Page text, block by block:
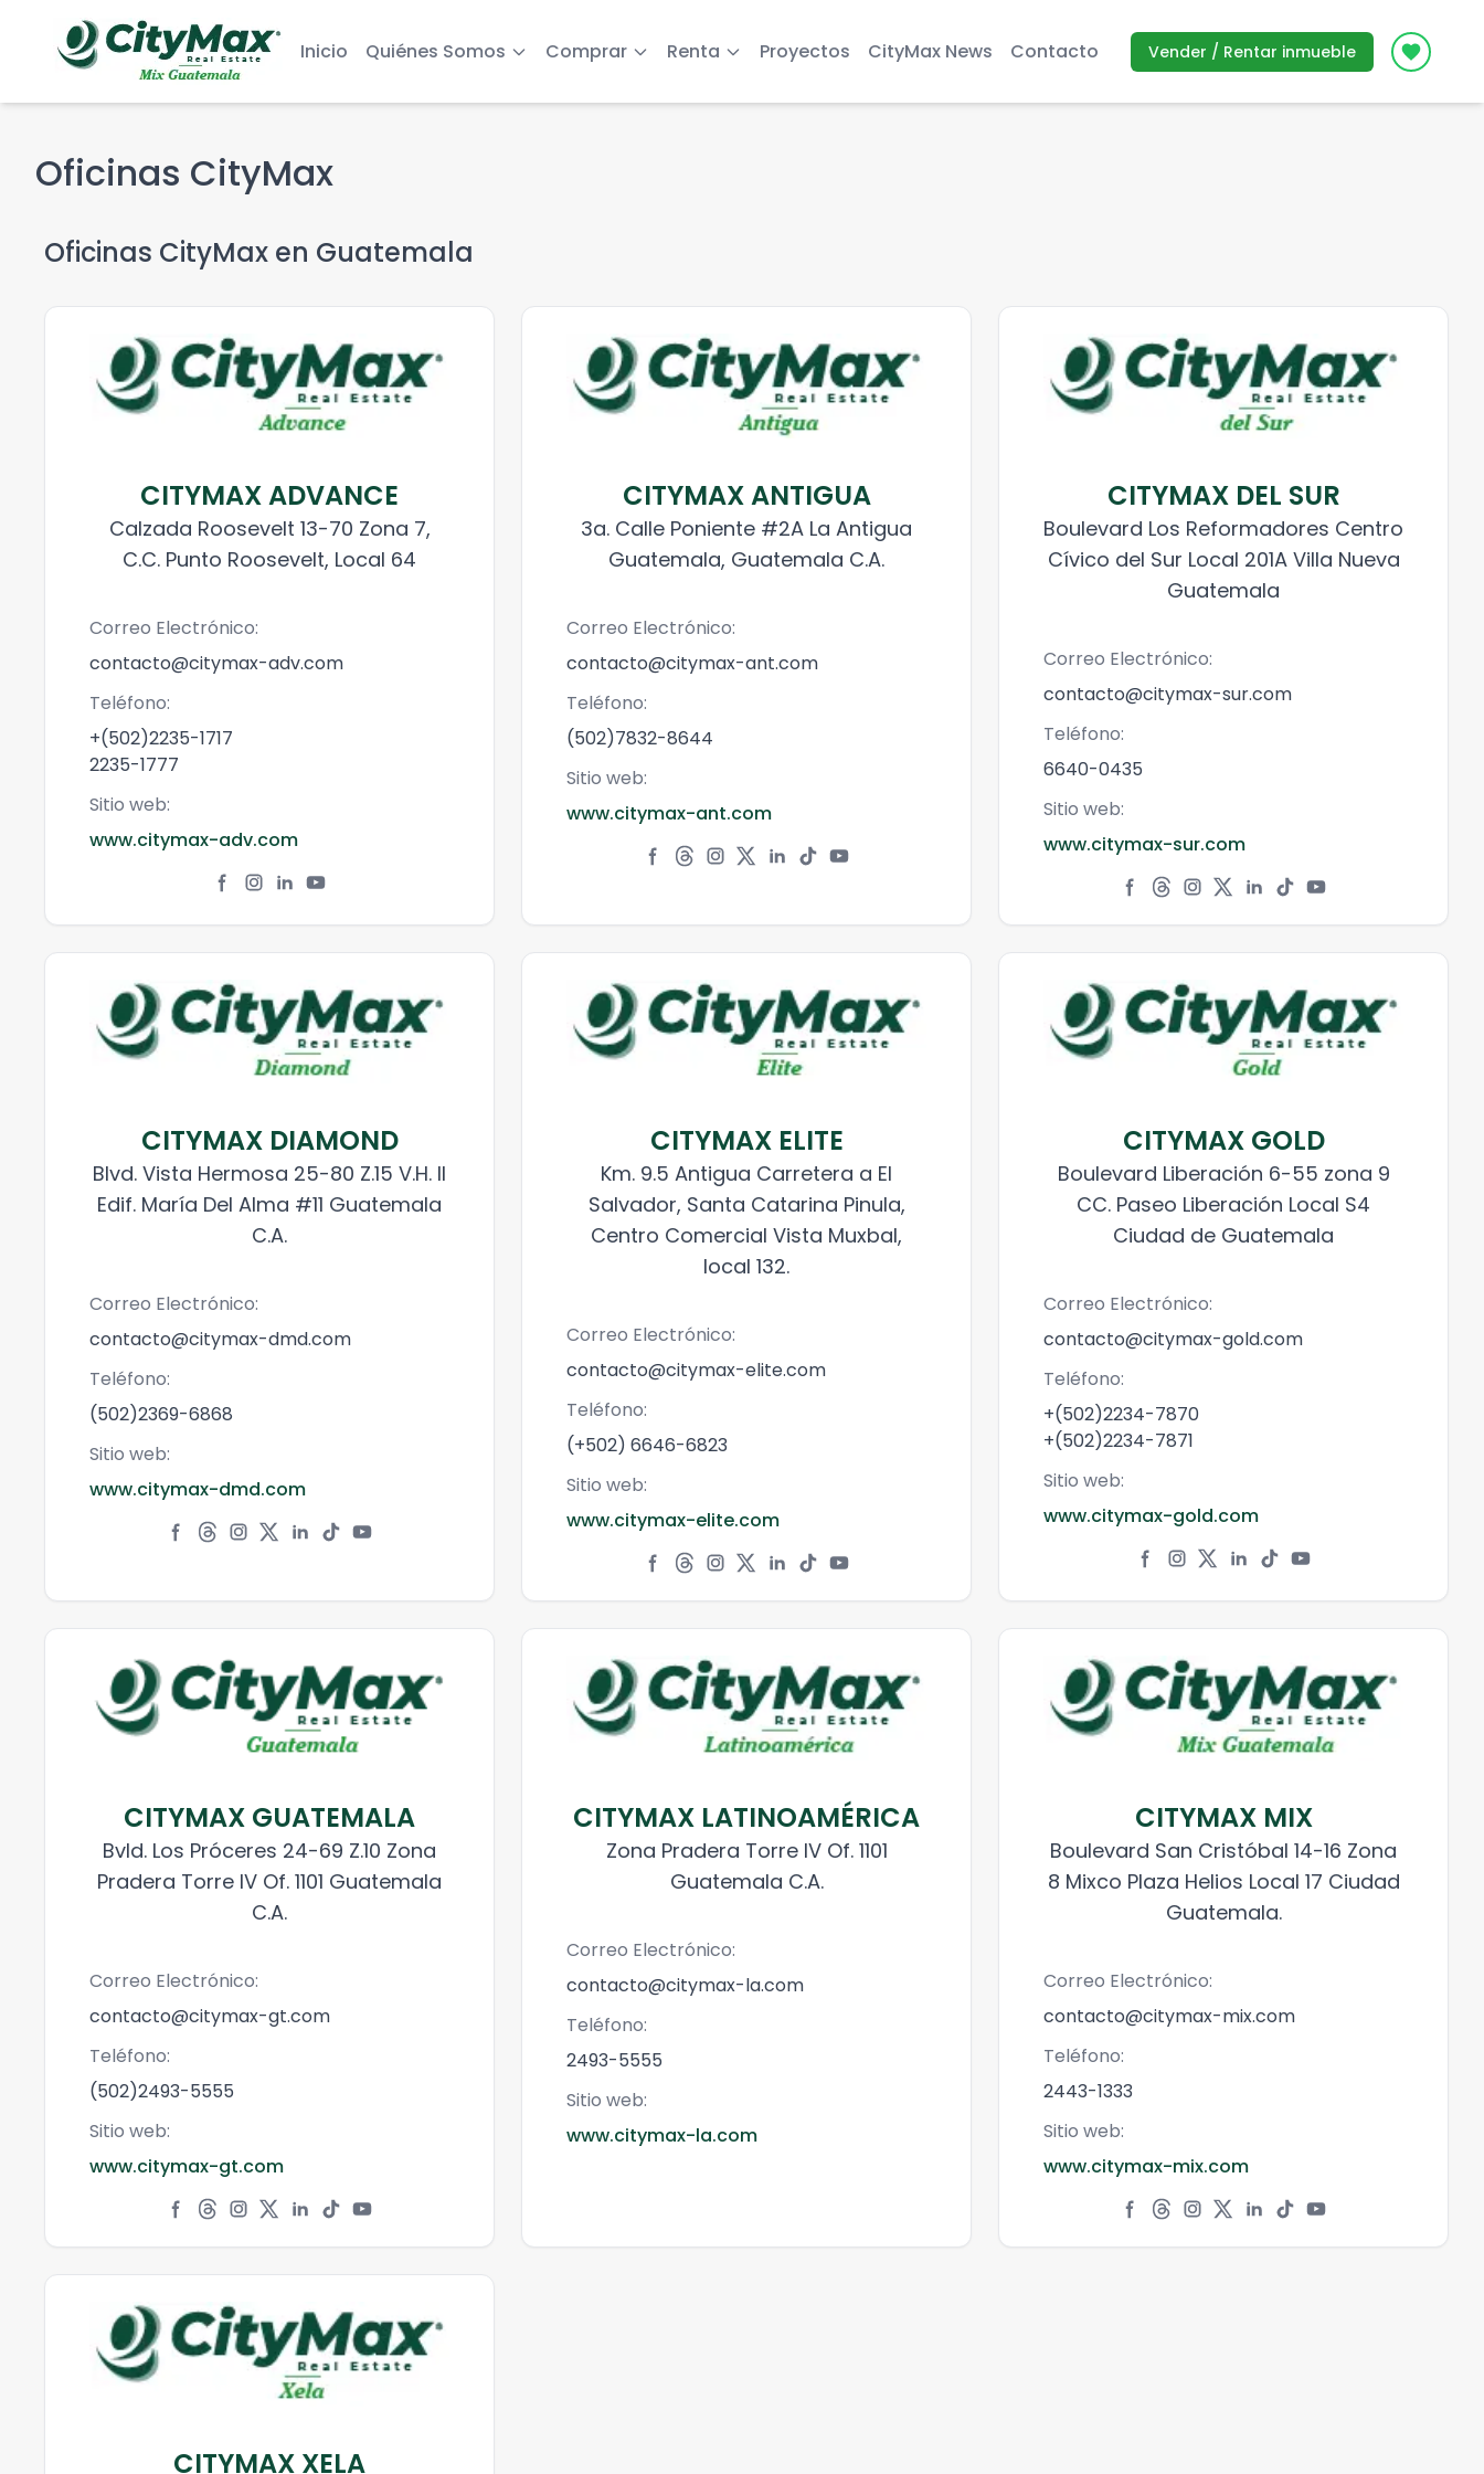
Inicio Quiénes Somos Comprar Renta Proyectos CityMax News Contacto Vender / Rentar inmueble Icon
Oficinas CityMax
Oficinas CityMax en Guatemala
CITYMAX ADVANCE
Calzada Roosevelt 13-70 Zona 7,
C.C. Punto Roosevelt, Local 64
Correo Electrónico:
contacto@citymax-adv.com
Teléfono:
+(502)2235-1717
2235-1777
Sitio web:
www.citymax-adv.com
CITYMAX ANTIGUA
3a. Calle Poniente #2A La Antigua
Guatemala, Guatemala C.A.
Correo Electrónico:
contacto@citymax-ant.com
Teléfono:
(502)7832-8644
Sitio web:
www.citymax-ant.com
CITYMAX DEL SUR
Boulevard Los Reformadores Centro
Cívico del Sur Local 201A Villa Nueva
Guatemala
Correo Electrónico:
contacto@citymax-sur.com
Teléfono:
6640-0435
Sitio web:
www.citymax-sur.com
CITYMAX DIAMOND
Blvd. Vista Hermosa 25-80 Z.15 V.H. II
Edif. María Del Alma #11 Guatemala
C.A.
Correo Electrónico:
contacto@citymax-dmd.com
Teléfono:
(502)2369-6868
Sitio web:
www.citymax-dmd.com
CITYMAX ELITE
Km. 9.5 Antigua Carretera a El
Salvador, Santa Catarina Pinula,
Centro Comercial Vista Muxbal,
local 132.
Correo Electrónico:
contacto@citymax-elite.com
Teléfono:
(+502) 6646-6823
Sitio web:
www.citymax-elite.com
CITYMAX GOLD
Boulevard Liberación 6-55 zona 9
CC. Paseo Liberación Local S4
Ciudad de Guatemala
Correo Electrónico:
contacto@citymax-gold.com
Teléfono:
+(502)2234-7870
+(502)2234-7871
Sitio web:
www.citymax-gold.com
CITYMAX GUATEMALA
Bvld. Los Próceres 24-69 Z.10 Zona
Pradera Torre IV Of. 1101 Guatemala
C.A.
Correo Electrónico:
contacto@citymax-gt.com
Teléfono:
(502)2493-5555
Sitio web:
www.citymax-gt.com
CITYMAX LATINOAMÉRICA
Zona Pradera Torre IV Of. 1101
Guatemala C.A.
Correo Electrónico:
contacto@citymax-la.com
Teléfono:
2493-5555
Sitio web:
www.citymax-la.com
CITYMAX MIX
Boulevard San Cristóbal 14-16 Zona
8 Mixco Plaza Helios Local 17 Ciudad
Guatemala.
Correo Electrónico:
contacto@citymax-mix.com
Teléfono:
2443-1333
Sitio web:
www.citymax-mix.com
CITYMAX XELA